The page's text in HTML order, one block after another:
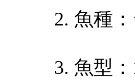
2. 魚種
3. 魚型